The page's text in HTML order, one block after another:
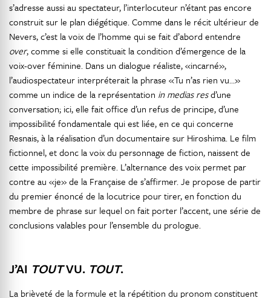
s’adresse aussi au spectateur, l’interlocuteur n’étant pas encore
construit sur le plan diégétique. Comme dans le récit ultérieur de
Nevers, c’est la voix de l’homme qui se fait d’abord entendre
over, comme si elle constituait la condition d’émergence de la
voix-over féminine. Dans un dialogue réaliste, «incarné»,
l’audiospectateur interpréterait la phrase «Tu n’as rien vu…»
comme un indice de la représentation in medias resd’une
conversation; ici, elle fait office d’un refus de principe, d’une
impossibilité fondamentale qui est liée, en ce qui concerne
Resnais, à la réalisation d’un documentaire sur Hiroshima. Le film
fictionnel, et donc la voix du personnage de fiction, naissent de
cette impossibilité première. L’alternance des voix permet par
contre au «je» de la Française de s’affirmer. Je propose de partir
du premier énoncé de la locutrice pour tirer, en fonction du
membre de phrase sur lequel on fait porter l’accent, une série de
conclusions valables pour l’ensemble du prologue.
J’AI TOUTVU. TOUT.
La brièveté de la formule et la répétition du pronom constituent